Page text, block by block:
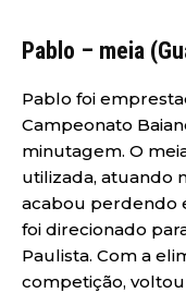
Pablo – meia
Pablo foi
Campeonato
minutagem. O
utilizada, atuando
acabou perdendo
foi direcionado
Paulista. Com a
competição,